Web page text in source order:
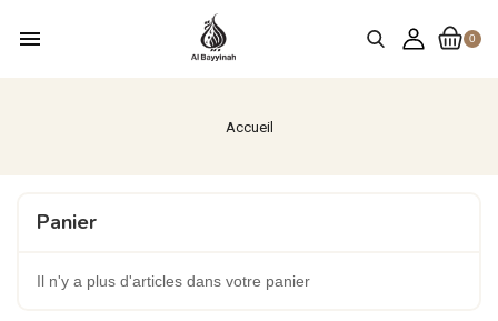
0
menu
Accueil
Panier
Il n'y a plus d'articles dans votre panier